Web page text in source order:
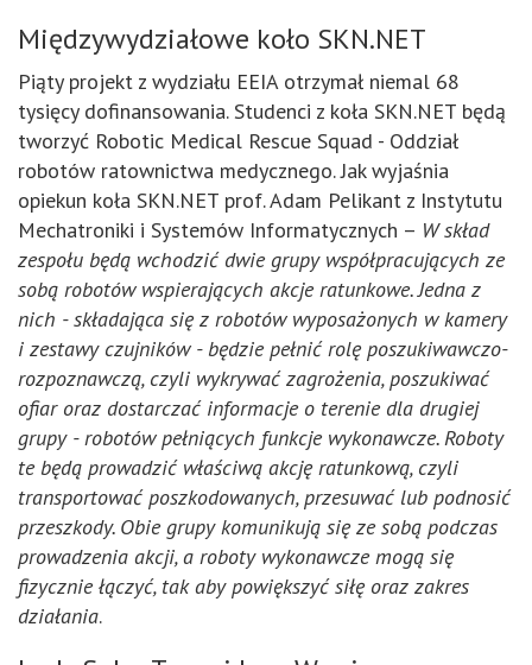
Międzywydziałowe koło SKN.NET
Piąty projekt z wydziału EEIA otrzymał niemal 68
tysięcy dofinansowania. Studenci z koła SKN.NET będą
tworzyć Robotic Medical Rescue Squad - Oddział
robotów ratownictwa medycznego. Jak wyjaśnia
opiekun koła SKN.NET prof. Adam Pelikant z Instytutu
Mechatroniki i Systemów Informatycznych – W skład
zespołu będą wchodzić dwie grupy współpracujących ze
sobą robotów wspierających akcje ratunkowe. Jedna z
nich - składająca się z robotów wyposażonych w kamery
i zestawy czujników - będzie pełnić rolę poszukiwawczo-
rozpoznawczą, czyli wykrywać zagrożenia, poszukiwać
ofiar oraz dostarczać informacje o terenie dla drugiej
grupy - robotów pełniących funkcje wykonawcze. Roboty
te będą prowadzić właściwą akcję ratunkową, czyli
transportować poszkodowanych, przesuwać lub podnosić
przeszkody. Obie grupy komunikują się ze sobą podczas
prowadzenia akcji, a roboty wykonawcze mogą się
fizycznie łączyć, tak aby powiększyć siłę oraz zakres
działania.